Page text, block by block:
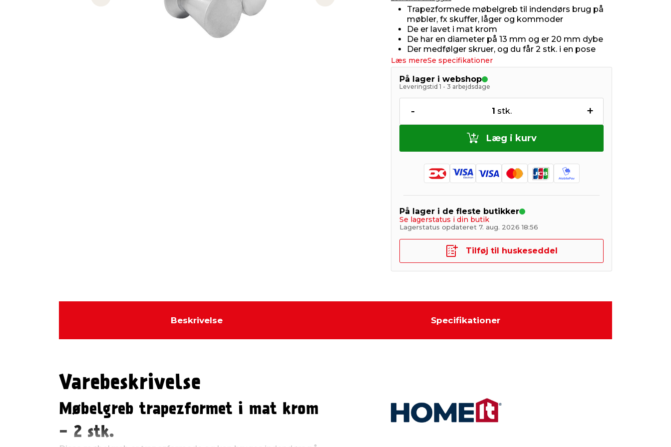
Previous slide Next slide
Trapezformede møbelgreb til indendørs brug på
møbler, fx skuffer, låger og kommoder
De er lavet i mat krom
De har en diameter på 13 mm og er 20 mm dybe
Der medfølger skruer, og du får 2 stk. i en pose
Læs mereSe specifikationer
På lager i webshop
Leveringstid 1 - 3 arbejdsdage
- 1 stk. +
Læg i kurv
På lager i de fleste butikker
Se lagerstatus i din butik
Lagerstatus opdateret 7. aug. 2026 18:56
Tilføj til huskeseddel
Beskrivelse Specifikationer
Varebeskrivelse
Møbelgreb trapezformet i mat krom
- 2 stk.